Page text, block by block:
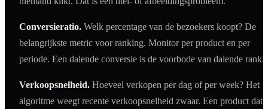
Conversieratio. Welk percentage van de bezoekers koopt? De
belangrijkste metric voor ranking. Monitor per product en per
periode. Een dalende conversie is de voorbode van dalende
Verkoopsnelheid. Hoeveel verkopen per dag of per week? Het
algoritme weegt recente verkoopsnelheid zwaar. Een product dat